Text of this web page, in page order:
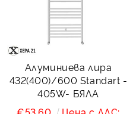
Алуминиева лира
432(400)/600 Standart -
405W- БЯЛА
€53.60
Цена с ДДС: